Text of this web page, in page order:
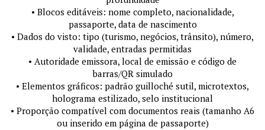
• Blocos editáveis: nome completo, nacionalidade,
passaporte, data de nascimento
• Dados do visto: tipo (turismo, negócios, trânsito), número,
validade, entradas permitidas
• Autoridade emissora, local de emissão e código de
barras/QR simulado
• Elementos gráficos: padrão guilloché sutil, microtextos,
holograma estilizado, selo institucional
• Proporção compatível com documentos reais (tamanho A6
ou inserido em página de passaporte)